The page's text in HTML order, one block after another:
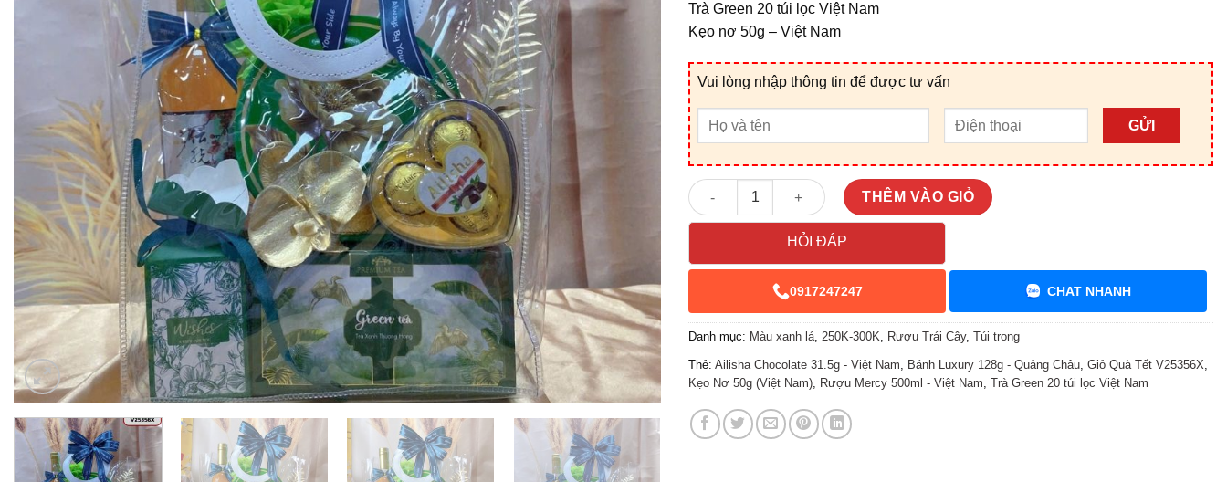
Trà Green 20 túi lọc Việt Nam
Kẹo nơ 50g – Việt Nam
Vui lòng nhập thông tin để được tư vấn
GỬI
Giỏ Quà Tết V25356X số lượng
THÊM VÀO GIỎ
HỎI ĐÁP
0917247247 CHAT NHANH
Danh mục: Màu xanh lá,250K-300K, Rượu Trái Cây,Túi trong
Thẻ:Ailisha Chocolate 31.5g - Việt Nam, Bánh Luxury 128g - Quảng Châu,Giỏ Quà Tết V25356X,
Kẹo Nơ 50g (Việt Nam), Rượu Mercy 500ml - Việt Nam,Trà Green 20 túi lọc Việt Nam